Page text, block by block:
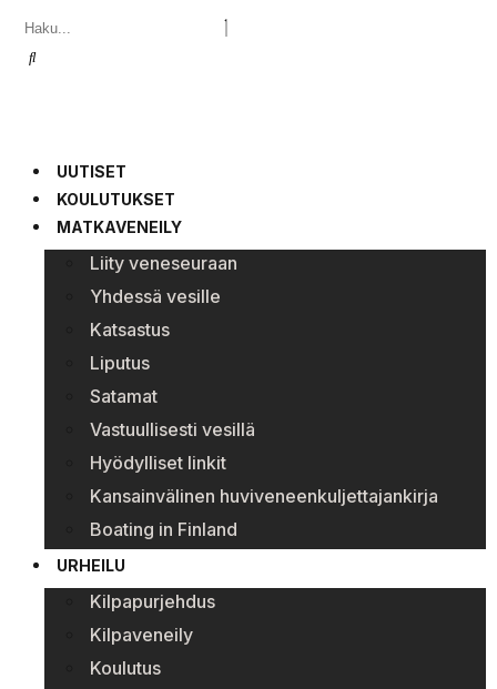
UUTISET
KOULUTUKSET
MATKAVENEILY
Liity veneseuraan
Yhdessä vesille
Katsastus
Liputus
Satamat
Vastuullisesti vesillä
Hyödylliset linkit
Kansainvälinen huviveneenkuljettajankirja
Boating in Finland
URHEILU
Kilpapurjehdus
Kilpaveneily
Koulutus